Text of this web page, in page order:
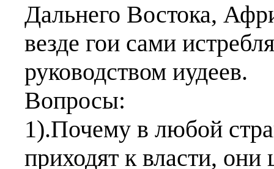
Дальнего Востока,
везде гои сами
руководством иудеев.
Вопросы:
1).Почему в любой
приходят к власти,